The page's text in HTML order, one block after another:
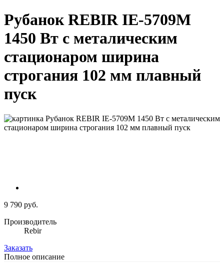
Рубанок REBIR IE-5709M
1450 Вт с металическим
стационаром ширина
строгания 102 мм плавный
пуск
9 790 руб.
Производитель
Rebir
Заказать
Полное описание